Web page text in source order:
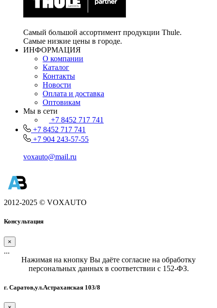
Самый большой ассортимент продукции Thule.
Самые низкие цены в городе.
ИНФОРМАЦИЯ
О компании
Каталог
Контакты
Новости
Оплата и доставка
Оптовикам
Мы в сети
+7 8452 717 741
+7 8452 717 741
+7 904 243-57-55
voxauto@mail.ru
2012-2025 © VOXAUTO
Консультация
×
...
Нажимая на кнопку Вы даёте согласие на обработку
персональных данных в соответствии с 152-ФЗ.
г. Саратов,ул.Астраханская 103/8